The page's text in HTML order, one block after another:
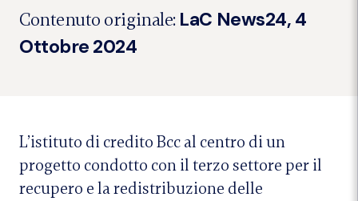
Contenuto originale: LaC News24, 4
Ottobre 2024
L’istituto di credito Bcc al centro di un
progetto condotto con il terzo settore per il
recupero e la redistribuzione delle